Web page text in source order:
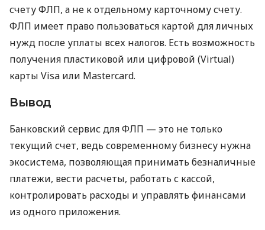
счету ФЛП, а не к отдельному карточному счету.
ФЛП имеет право пользоваться картой для личных
нужд после уплаты всех налогов. Есть возможность
получения пластиковой или цифровой (Virtual)
карты Visa или Mastercard.
Вывод
Банковский сервис для ФЛП — это не только
текущий счет, ведь современному бизнесу нужна
экосистема, позволяющая принимать безналичные
платежи, вести расчеты, работать с кассой,
контролировать расходы и управлять финансами
из одного приложения.